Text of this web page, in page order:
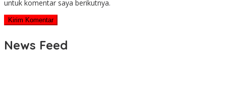
untuk komentar saya berikutnya.
News Feed